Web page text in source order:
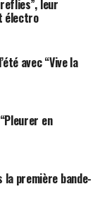
leur
électro
avec “Vive la
en
la première bande-